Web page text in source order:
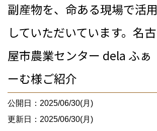
副産物を、命ある現場で活用
していただいています。名古
屋市農業センター dela ふぁ
ーむ様ご紹介
公開日：2025/06/30(月)
更新日：2025/06/30(月)